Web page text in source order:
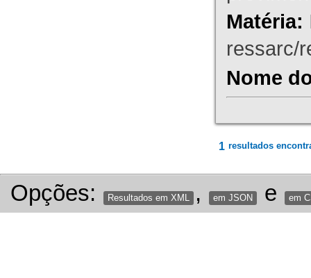
Matéria:
ressarc/
Nome
1 resultados
Opções: Resultados em XML , em JSON e em